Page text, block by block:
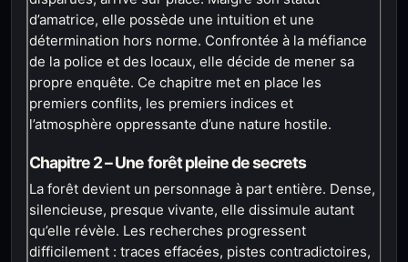
d’amatrice, elle possède une intuition et une
détermination hors norme. Confrontée à la méfiance
de la police et des locaux, elle décide de mener sa
propre enquête. Ce chapitre met en place les
premiers conflits, les premiers indices et
l’atmosphère oppressante d’une nature hostile.
Chapitre 2 – Une forêt pleine de secrets
La forêt devient un personnage à part entière. Dense,
silencieuse, presque vivante, elle dissimule autant
qu’elle révèle. Les recherches progressent
difficilement : traces effacées, pistes contradictoires,